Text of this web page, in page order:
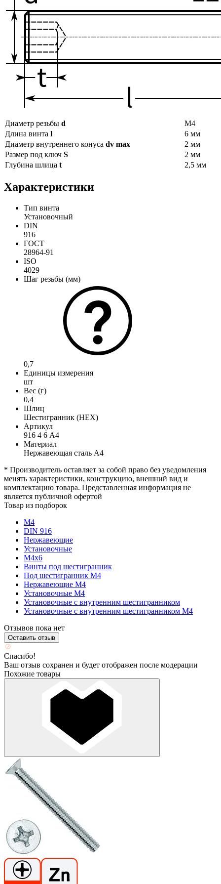
Диаметр резьбы d
М4
Длина винта l
6 мм
Диаметр внутреннего конуса dv max
2 мм
Размер под ключ S
2 мм
Глубина шлица t 2,5 мм
Характеристики
Тип винта
Установочный
DIN
916
ГОСТ
28964-91
ISO
4029
Шаг резьбы (мм)
0,7
Единицы измерения
шт
Вес (г)
0,4
Шлиц
Шестигранник (HEX)
Артикул
916 4 6 А4
Материал
Нержавеющая сталь А4
* Производитель оставляет за собой право без уведомления
менять характеристики, конструкцию, внешний вид и
комплектацию товара. Представленная информация не
является публичной офертой
Товар из подборок
М4
DIN 916
Нержавеющие
Установочные
М4х6
Винты под шестигранник
Под шестигранник М4
Нержавеющие М4
Установочные М4
Установочные с внутренним шестигранником
Установочные с внутренним шестигранником М4
Отзывов пока нет
Оставить отзыв
Спасибо!
Ваш отзыв сохранен и будет отображен после модерации
Похожие товары